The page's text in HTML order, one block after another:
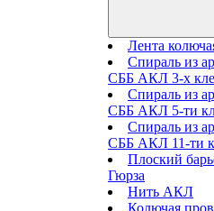
Лента
Спираль из
СББ АКЛ 3-х
Спираль из
СББ АКЛ 5-ти
Спираль из
СББ АКЛ 11-ти
Плоский
Гюрза
Нить АКЛ